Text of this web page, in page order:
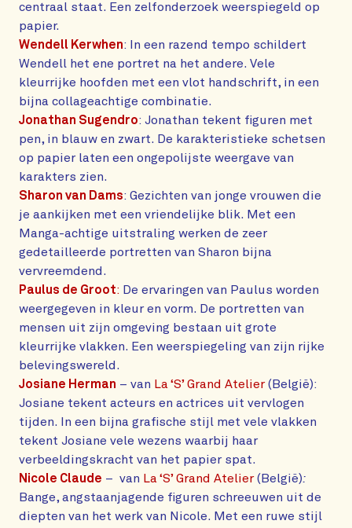
centraal staat. Een zelfonderzoek weerspiegeld op
papier.
Wendell Kerwhen: In een razend tempo schildert
Wendell het ene portret na het andere. Vele
kleurrijke hoofden met een vlot handschrift, in een
bijna collageachtige combinatie.
Jonathan Sugendro: Jonathan tekent figuren met
pen, in blauw en zwart. De karakteristieke schetsen
op papier laten een ongepolijste weergave van
karakters zien.
Sharon van Dams: Gezichten van jonge vrouwen die
je aankijken met een vriendelijke blik. Met een
Manga-achtige uitstraling werken de zeer
gedetailleerde portretten van Sharon bijna
vervreemdend.
Paulus de Groot: De ervaringen van Paulus worden
weergegeven in kleur en vorm. De portretten van
mensen uit zijn omgeving bestaan uit grote
kleurrijke vlakken. Een weerspiegeling van zijn rijke
belevingswereld.
Josiane Herman – van La ‘S’ Grand Atelier(België):
Josiane tekent acteurs en actrices uit vervlogen
tijden. In een bijna grafische stijl met vele vlakken
tekent Josiane vele wezens waarbij haar
verbeeldingskracht van het papier spat.
Nicole Claude – van La ‘S’ Grand Atelier(België):
Bange, angstaanjagende figuren schreeuwen uit de
diepten van het werk van Nicole. Met een ruwe stijl